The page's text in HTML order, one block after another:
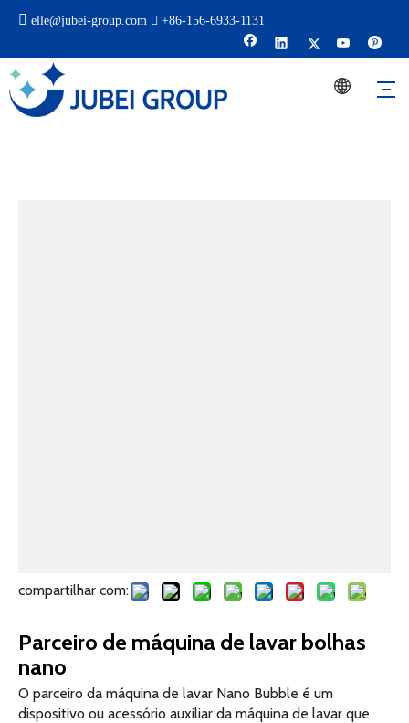
 elle@jubei-group.com  +86-156-6933-1131
compartilhar com:
Parceiro de máquina de lavar bolhas
nano
O parceiro da máquina de lavar Nano Bubble é um
dispositivo ou acessório auxiliar da máquina de lavar que